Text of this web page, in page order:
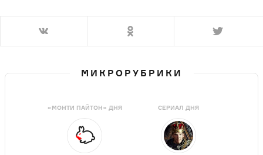
МИКРОРУБРИКИ
«МОНТИ ПАЙТОН» ДНЯ СЕРИАЛ ДНЯ